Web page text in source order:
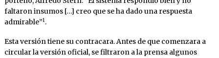
faltaron insumos […] creo que se ha dado una respuesta
admirable”1.
Esta versión tiene su contracara. Antes de que comenzara a
circular la versión oficial, se filtraron a la prensa algunos